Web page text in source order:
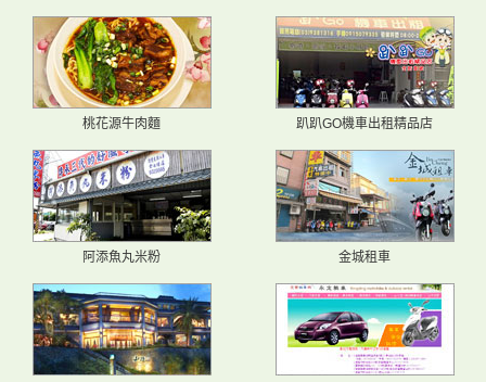
桃花源牛肉麵 趴趴GO機車出租精品店
阿添魚丸米粉 金城租車